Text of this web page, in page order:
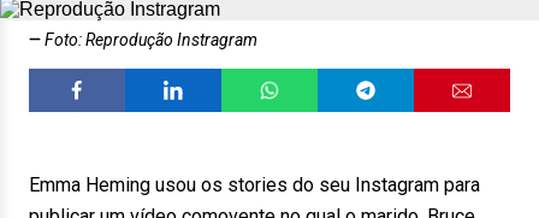
Foto: Reprodução Instragram
Emma Heming usou os stories do seu Instagram para